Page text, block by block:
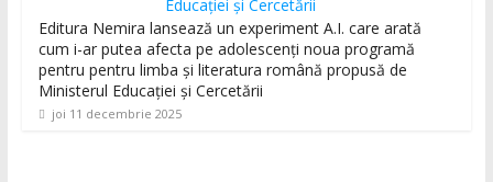
Editura Nemira lansează un experiment A.I. care arată
cum i-ar putea afecta pe adolescenți noua programă
pentru pentru limba și literatura română propusă de
Ministerul Educației și Cercetării
joi 11 decembrie 2025